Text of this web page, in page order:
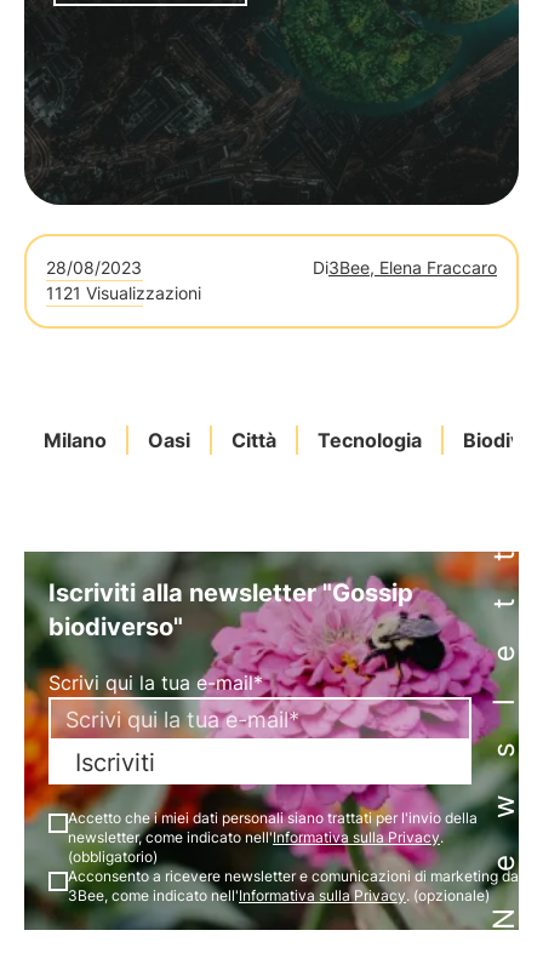
diventare ancora più verde e sostenibile.
28/08/2023 Di3Bee, Elena Fraccaro
1121 Visualizzazioni
Milano Oasi Città Tecnologia Newsletter
Iscriviti alla newsletter "Gossip
biodiverso"
Scrivi qui la tua e-mail*
Iscriviti
Accetto che i miei dati personali siano trattati per l'invio della
newsletter, come indicato nell'Informativa sulla Privacy.
(obbligatorio)
Acconsento a ricevere newsletter e comunicazioni di marketing da
3Bee, come indicato nell'Informativa sulla Privacy. (opzionale)